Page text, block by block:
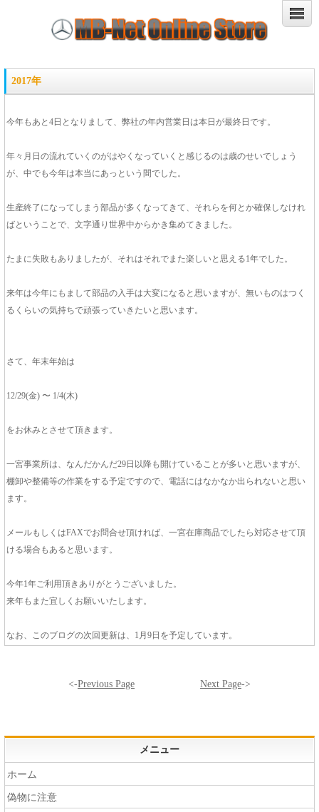
2017年
今年もあと4日となりまして、弊社の年内営業日は本日が最終日です。
年々月日の流れていくのがはやくなっていくと感じるのは歳のせいでしょう
が、中でも今年は本当にあっという間でした。
生産終了になってしまう部品が多くなってきて、それらを何とか確保しなけれ
ばということで、文字通り世界中からかき集めてきました。
たまに失敗もありましたが、それはそれでまた楽しいと思える1年でした。
来年は今年にもまして部品の入手は大変になると思いますが、無いものはつく
るくらいの気持ちで頑張っていきたいと思います。
さて、年末年始は
12/29(金) 〜 1/4(木)
をお休みとさせて頂きます。
一宮事業所は、なんだかんだ29日以降も開けていることが多いと思いますが、
棚卸や整備等の作業をする予定ですので、電話にはなかなか出られないと思い
ます。
メールもしくはFAXでお問合せ頂ければ、一宮在庫商品でしたら対応させて頂
ける場合もあると思います。
今年1年ご利用頂きありがとうございました。
来年もまた宜しくお願いいたします。
なお、このブログの次回更新は、1月9日を予定しています。
<-Previous Page Next Page->
メニュー
ホーム
偽物に注意